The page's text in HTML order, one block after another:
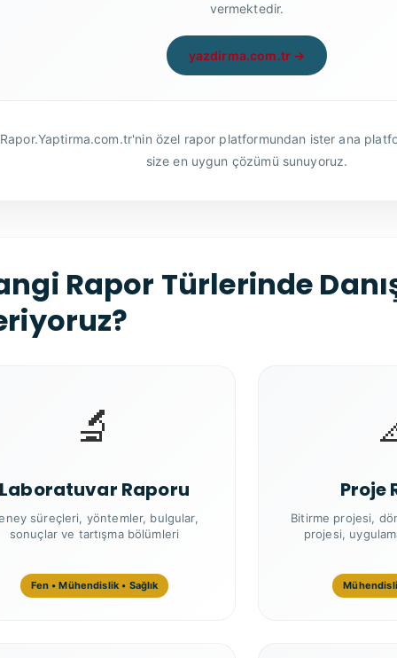
vermektedir.
yazdirma.com.tr →
özel rapor platformundan ister ana
size en uygun çözümü sunuyoruz.
Rapor Türlerinde
🔬
Laboratuvar Raporu
süreçleri, yöntemler, bulgular,
sonuçlar ve tartışma bölümleri
Fen • Mühendislik • Sağlık
Proje
Bitirme projesi,
projesi,